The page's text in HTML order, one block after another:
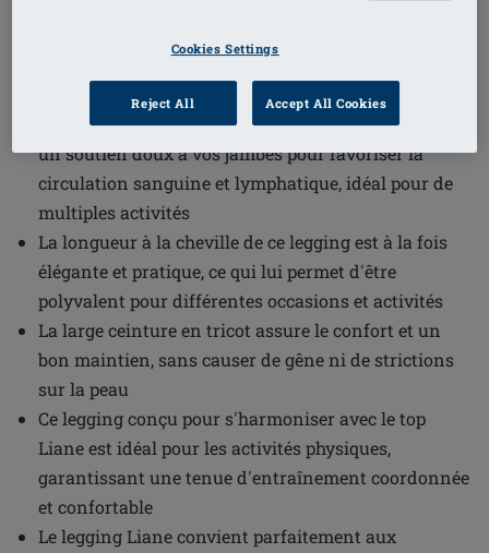
Ce legging procure une légère compression, offrant
un soutien doux à vos jambes pour favoriser la
circulation sanguine et lymphatique, idéal pour de
multiples activités
La longueur à la cheville de ce legging est à la fois
élégante et pratique, ce qui lui permet d'être
polyvalent pour différentes occasions et activités
La large ceinture en tricot assure le confort et un
bon maintien, sans causer de gêne ni de strictions
sur la peau
Ce legging conçu pour s'harmoniser avec le top
Liane est idéal pour les activités physiques,
garantissant une tenue d'entraînement coordonnée
et confortable
Le legging Liane convient parfaitement aux
Cookies Settings
Reject All Accept All Cookies